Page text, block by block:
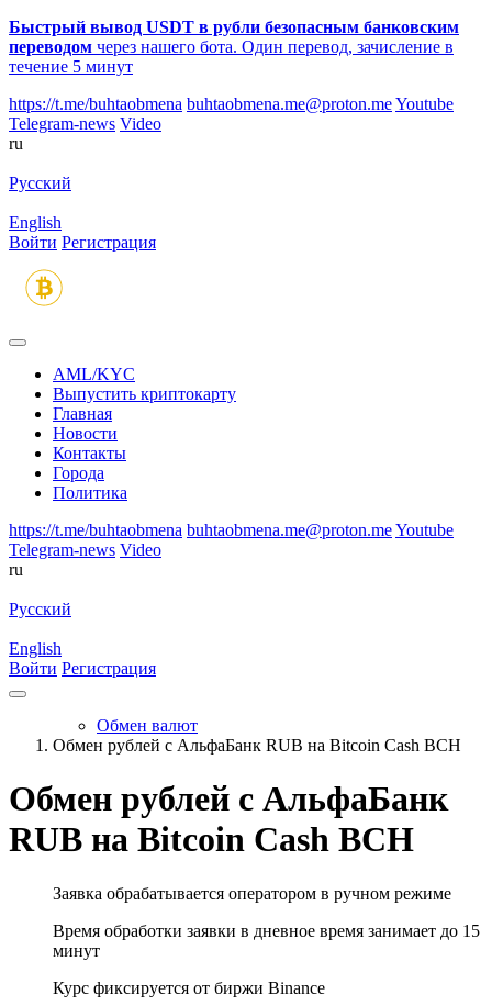
Быстрый вывод USDT в рубли безопасным банковским
переводом через нашего бота. Один перевод, зачисление в
течение 5 минут
https://t.me/buhtaobmena buhtaobmena.me@proton.meYoutube
Telegram-news Video
ru
Русский
English
Войти Регистрация
AML/KYC
Выпустить криптокарту
Главная
Новости
Контакты
Города
Политика
https://t.me/buhtaobmena buhtaobmena.me@proton.meYoutube
Telegram-news Video
ru
Русский
English
Войти Регистрация
Обмен валют
Обмен рублей с АльфаБанк RUB на Bitcoin Cash BCH
Обмен рублей с АльфаБанк
RUB на Bitcoin Cash BCH
Заявка обрабатывается оператором в ручном режиме
Время обработки заявки в дневное время занимает до 15
минут
Курс фиксируется от биржи Binance